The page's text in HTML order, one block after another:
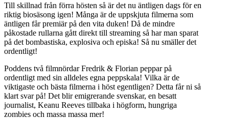
Till skillnad från förra hösten så är det nu äntligen dags för en
riktig biosäsong igen! Många är de uppskjuta filmerna som
äntligen får premiär på den vita duken! Då de mindre
påkostade rullarna gått direkt till streaming så har man sparat
på det bombastiska, explosiva och episka! Så nu smäller det
ordentligt!
Poddens två filmnördar Fredrik & Florian peppar på
ordentligt med sin alldeles egna peppskala! Vilka är de
viktigaste och bästa filmerna i höst egentligen? Detta får ni så
klart svar på! Det blir emigrerande svenskar, en besatt
journalist, Keanu Reeves tillbaka i högform, hungriga
zombies och massa massa mer!